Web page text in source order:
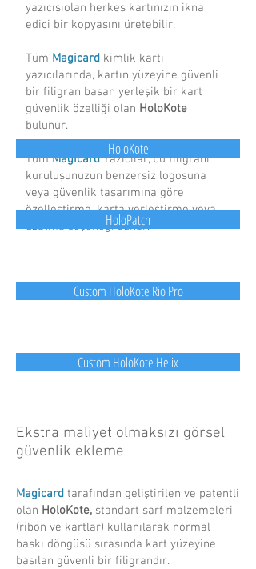
yazıcısıolan herkes kartınızın ikna
edici bir kopyasını üretebilir.
Tüm Magicard kimlik kartı
yazıcılarında, kartın yüzeyine güvenli
bir filigran basan yerleşik bir kart
güvenlik özelliği olan HoloKote
bulunur.
TümMagicardYazıcılar, bu filigranı
kuruluşunuzun benzersiz logosuna
veya güvenlik tasarımına göre
özelleştirme, karta yerleştirme veya
uzatma seçeneği sunar.
HoloKote
HoloPatch
Custom HoloKote Rio Pro
Custom HoloKote Helix
Ekstra maliyet olmaksızı görsel
güvenlik ekleme
Magicard tarafından geliştirilen ve patentli
olan HoloKote, standart sarf malzemeleri
(ribon ve kartlar) kullanılarak normal
baskı döngüsü sırasında kart yüzeyine
basılan güvenli bir filigrandır.